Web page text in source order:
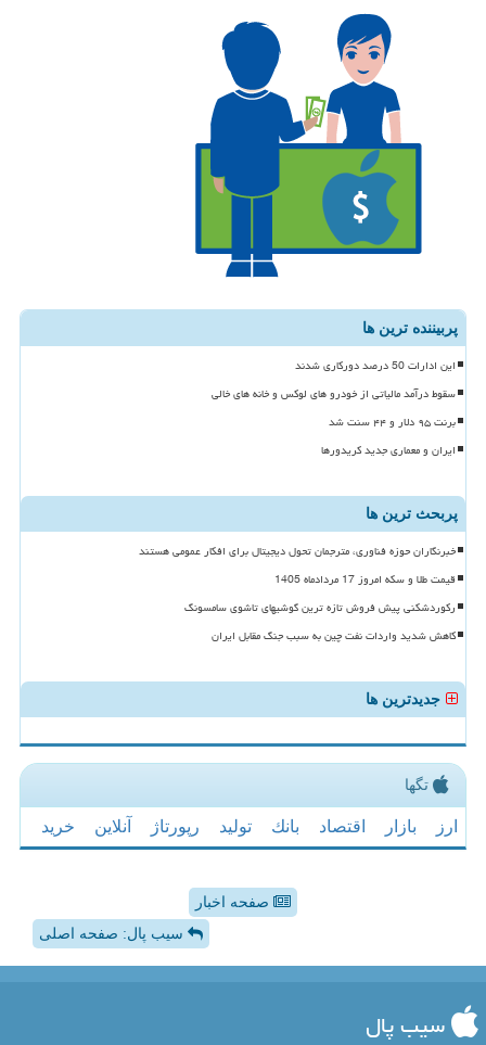
پربیننده ترین ها
این ادارات 50 درصد دورکاری شدند
سقوط درآمد مالیاتی از خودرو های لوکس و خانه های خالی
برنت ۹۵ دلار و ۴۴ سنت شد
ایران و معماری جدید کریدورها
پربحث ترین ها
خبرنگاران حوزه فناوری، مترجمان تحول دیجیتال برای افکار عمومی هستند
قیمت طلا و سکه امروز 17 مردادماه 1405
رکوردشکنی پیش فروش تازه ترین گوشیهای تاشوی سامسونگ
کاهش شدید واردات نفت چین به سبب جنگ مقابل ایران
جدیدترین ها
تگها
ارز بازار اقتصاد بانك تولید رپورتاژ آنلاین خرید
صفحه اخبار
سیب پال: صفحه اصلی
سیب پال